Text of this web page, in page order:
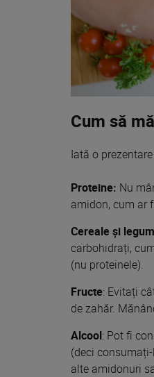
Cum să
Iată o
Proteine: Nu
amidon, cum ar
Cereale și
carbohidrați,
(nu proteinele).
Fructe: Evitați
de zahăr.
Alcool: Pot fi
(deci consuma
alte amidonuri